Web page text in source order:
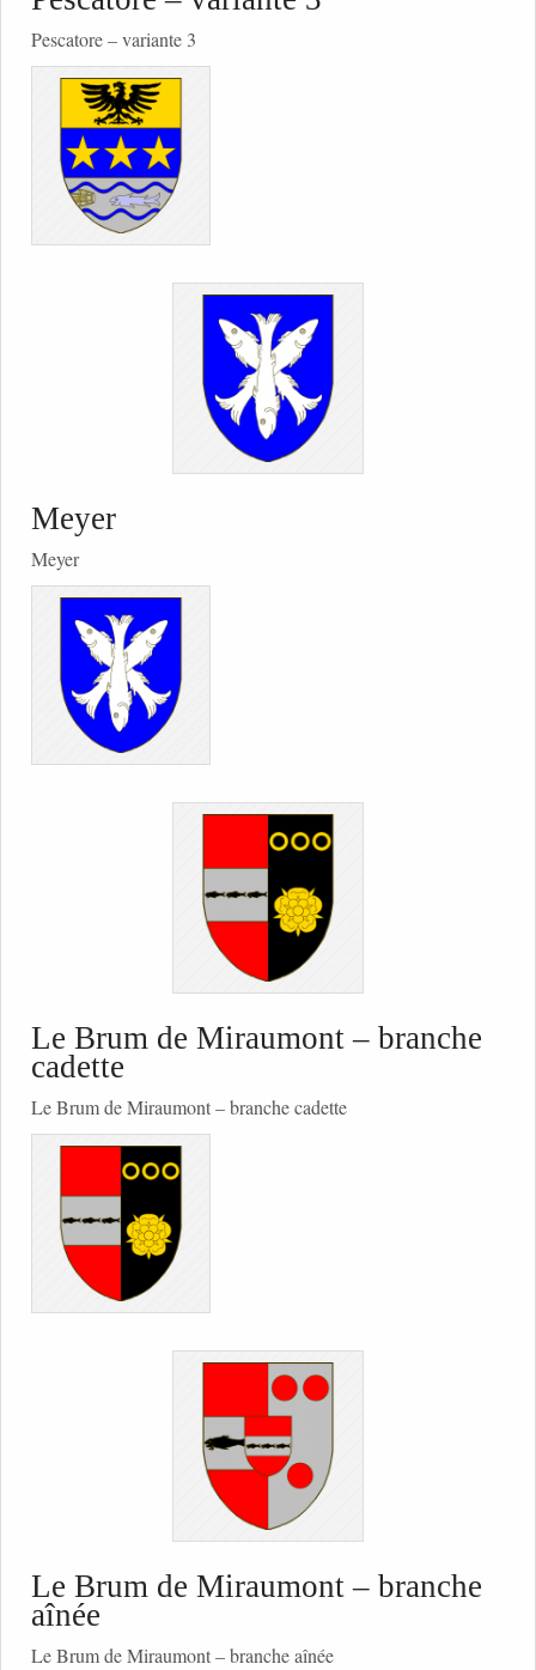
Pescatore – variante 3
Meyer
Meyer
Le Brum de Miraumont – branche
cadette
Le Brum de Miraumont – branche cadette
Le Brum de Miraumont – branche
aînée
Le Brum de Miraumont – branche aînée